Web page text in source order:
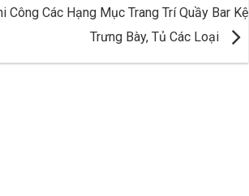
Công Các Hạng Mục Trang Trí Quầy Bar Kệ
Trưng Bày, Tủ Các Loại